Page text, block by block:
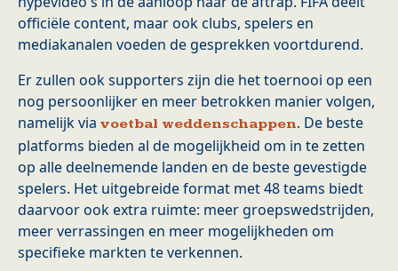
officiële content, maar ook clubs, spelers en
mediakanalen voeden de gesprekken voortdurend.
Er zullen ook supporters zijn die het toernooi op een
nog persoonlijker en meer betrokken manier volgen,
namelijk via voetbal weddenschappen. De beste
platforms bieden al de mogelijkheid om in te zetten
op alle deelnemende landen en de beste gevestigde
spelers. Het uitgebreide format met 48 teams biedt
daarvoor ook extra ruimte: meer groepswedstrijden,
meer verrassingen en meer mogelijkheden om
specifieke markten te verkennen.